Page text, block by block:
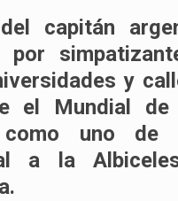
capitán
por
y
el
Mundial
como uno de
a la